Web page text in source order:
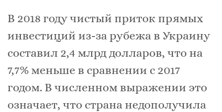
В 2018 году чистый приток прямых
инвестиций из-за рубежа в Украину
составил 2,4 млрд долларов, что на
7,7% меньше в сравнении с 2017
годом. В численном выражении это
означает, что страна недополучила